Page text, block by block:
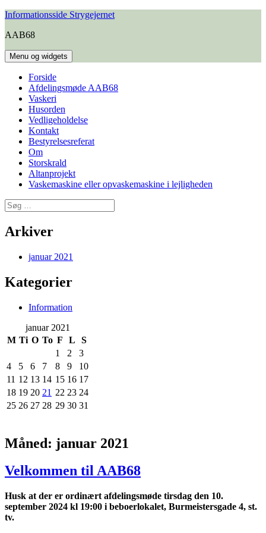
Hop
indhold
Informationsside Strygejernet
AAB68
Menu og widgets
Forside
Afdelingsmøde AAB68
Vaskeri
Husorden
Vedligeholdelse
Kontakt
Bestyrelsesreferat
Om
Storskrald
Altanprojekt
Vaskemaskine eller opvaskemaskine i lejligheden
Søg
efter:
Arkiver
januar 2021
Kategorier
Information
januar 2021
M Ti O To F L
S
1
2
3
4
5 6 7 8 9
10
11 12 13 14 15 16 17
18 19 20 21 22 23 24
25 26 27 28 29 30 31
Måned: januar 2021
Velkommen til AAB68
Husk at der er ordinært afdelingsmøde tirsdag den 10.
september 2024 kl 19:00 i beboerlokalet, Burmeistersgade 4, st.
tv.